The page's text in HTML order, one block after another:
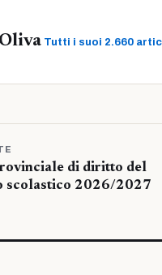
Tutti i suoi 2.660
di diritto del
scolastico 2026/2027